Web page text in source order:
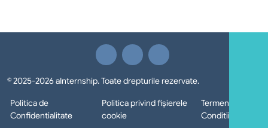
© 2025-2026 aInternship. Toate drepturile rezervate.
Politica de
Confidentialitate
Politica privind fișierele
cookie
Termeni si
Conditii